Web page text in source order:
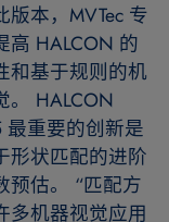
版本，MVTec 专
高 HALCON 的
和基于规则的机
。 HALCON
最重要的创新是
形状匹配的进阶
预估。 “匹配方
多机器视觉应用